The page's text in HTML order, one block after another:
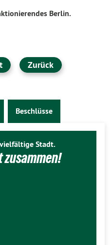
Berlin.
Zurück
Beschlüsse
Stadt.